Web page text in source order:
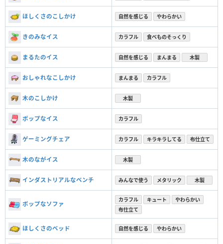
ほしくさのこしかけ 自然を感じる やわらかい
きのみなイス カラフル 食べものそっくり
まるたのイス 自然を感じる まんまる 木製
おしゃれなこしかけ まんまる カラフル
木のこしかけ 木製
ポップなイス カラフル
ゲーミングチェア カラフル キラキラしてる 布仕立て
木のながイス 木製
インダストリアルなベンチ みんなで使う メタリック 木製
ポップなソファ
カラフル キュート
やわらかい
布仕立て
ほしくさのベッド 自然を感じる やわらかい